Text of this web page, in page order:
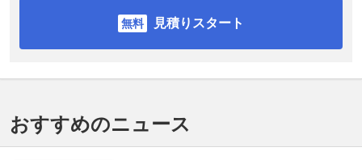
見積りスタート
おすすめのニュース